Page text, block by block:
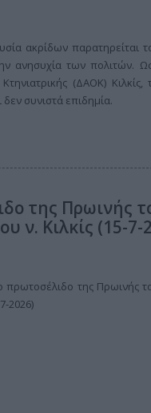
ακρίδων παρατηρείται
ανησυχία των πολιτών.
(ΔΑΟΚ)
δεν συνιστά επιδημία.
της Πρωινής
ν. Κιλκίς (15-7-
πρωτοσέλιδο της Πρωινής
2026)